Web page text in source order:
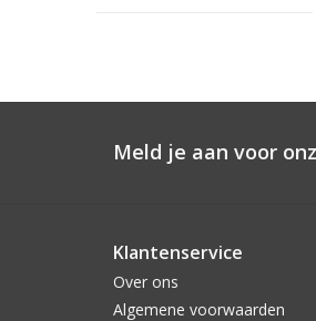
Meld je aan voor
Klantenservice
Over ons
Algemene voorwaarden